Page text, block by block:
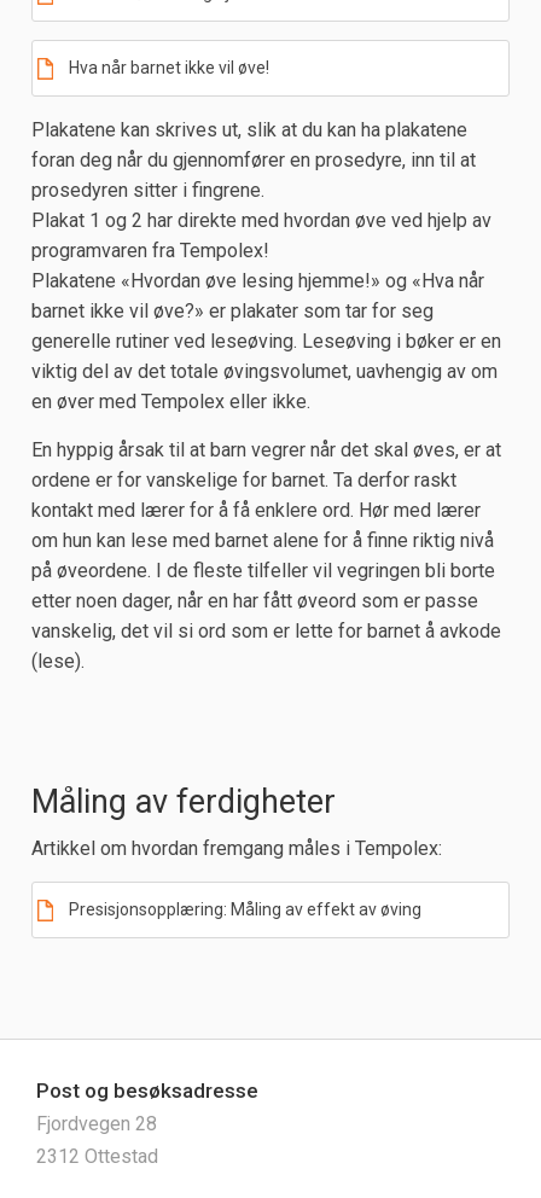
Hva når barnet ikke vil øve!
Plakatene kan skrives ut, slik at du kan ha plakatene
foran deg når du gjennomfører en prosedyre, inn til at
prosedyren sitter i fingrene.
Plakat 1 og 2 har direkte med hvordan øve ved hjelp av
programvaren fra Tempolex!
Plakatene «Hvordan øve lesing hjemme!» og «Hva når
barnet ikke vil øve?» er plakater som tar for seg
generelle rutiner ved leseøving. Leseøving i bøker er en
viktig del av det totale øvingsvolumet, uavhengig av om
en øver med Tempolex eller ikke.
En hyppig årsak til at barn vegrer når det skal øves, er at
ordene er for vanskelige for barnet. Ta derfor raskt
kontakt med lærer for å få enklere ord. Hør med lærer
om hun kan lese med barnet alene for å finne riktig nivå
på øveordene. I de fleste tilfeller vil vegringen bli borte
etter noen dager, når en har fått øveord som er passe
vanskelig, det vil si ord som er lette for barnet å avkode
(lese).
Måling av ferdigheter
Artikkel om hvordan fremgang måles i Tempolex:
Presisjonsopplæring: Måling av effekt av øving
Post og besøksadresse
Fjordvegen 28
2312 Ottestad